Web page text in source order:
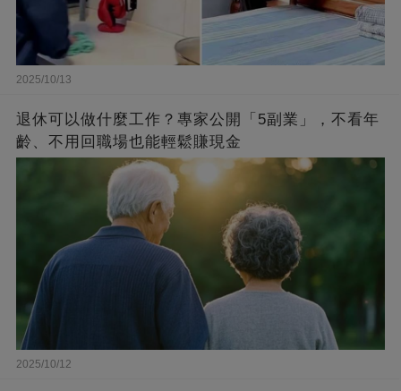
2025/10/13
退休可以做什麼工作？專家公開「5副業」，不看年
齡、不用回職場也能輕鬆賺現金
2025/10/12